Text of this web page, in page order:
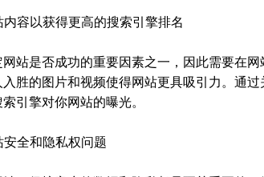
内容以获得更高的搜索引擎排名
网站是否成功的重要因素之一，因此需要在
入胜的图片和视频使得网站更具吸引力。通
引擎对你网站的曝光。
安全和隐私权问题